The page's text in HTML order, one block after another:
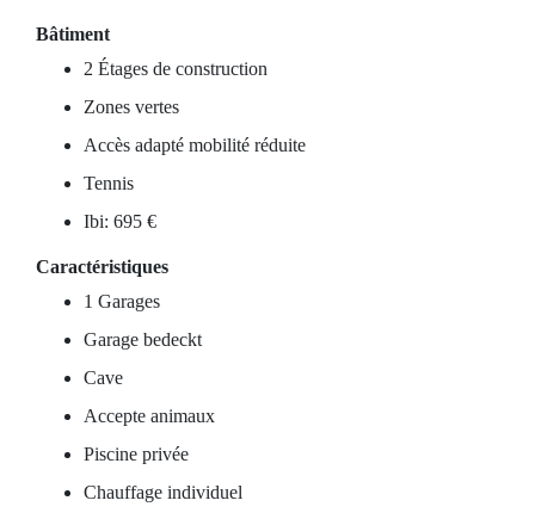
Bâtiment
2 Étages de construction
Zones vertes
Accès adapté mobilité réduite
Tennis
Ibi: 695 €
Caractéristiques
1 Garages
Garage bedeckt
Cave
Accepte animaux
Piscine privée
Chauffage individuel